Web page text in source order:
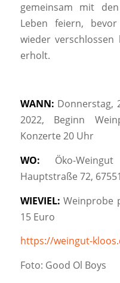
gemeinsam mit
Leben feiern,
wieder
erholt.
WANN: Donnerstag,
2022, Beginn
Konzerte 20 Uhr
WO: Öko-
Hauptstraße 72,
WIEVIEL:Weinprobe
15 Euro
https://weingut-
Foto: Good Ol Boys